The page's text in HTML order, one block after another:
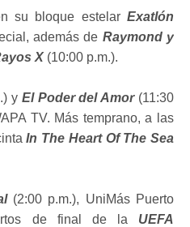
su bloque estelar Exatlón
además de Raymond y
X(10:00 p.m.).
y El Poder del Amor(11:30
TV. Más temprano, a las
In The Heart Of The Sea
(2:00 p.m.), UniMás Puerto
de final de la UEFA